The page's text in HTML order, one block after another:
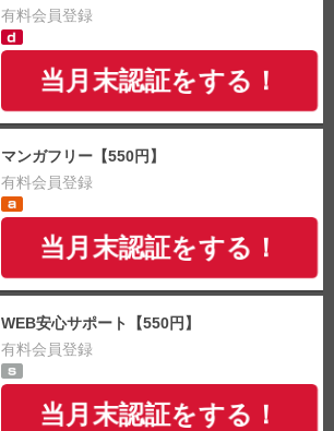
有料会員登録
当月末認証をする！
マンガフリー【550円】
有料会員登録
当月末認証をする！
WEB安心サポート【550円】
有料会員登録
当月末認証をする！